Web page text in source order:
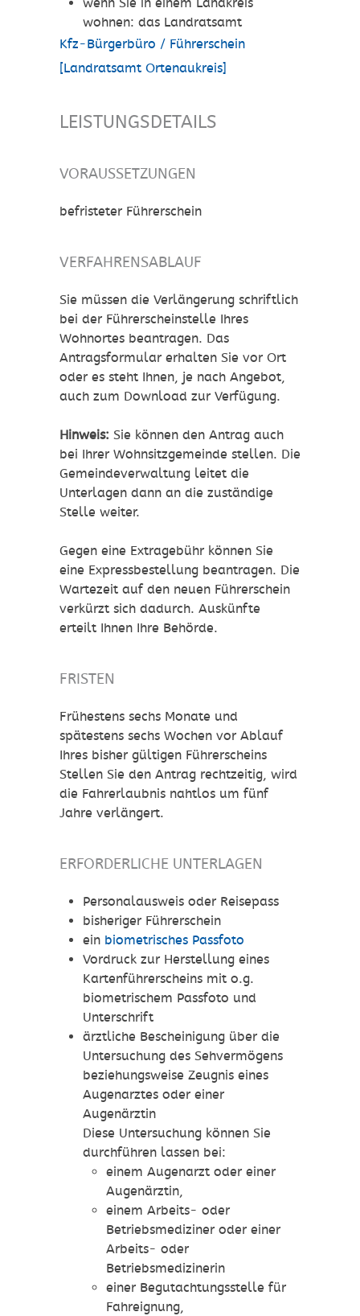
wenn Sie in einem Landkreis
wohnen: das Landratsamt
Kfz-Bürgerbüro / Führerschein
[Landratsamt Ortenaukreis]
LEISTUNGSDETAILS
VORAUSSETZUNGEN
befristeter Führerschein
VERFAHRENSABLAUF
Sie müssen die Verlängerung schriftlich
bei der Führerscheinstelle Ihres
Wohnortes beantragen. Das
Antragsformular erhalten Sie vor Ort
oder es steht Ihnen, je nach Angebot,
auch zum Download zur Verfügung.
Hinweis: Sie können den Antrag auch
bei Ihrer Wohnsitzgemeinde stellen. Die
Gemeindeverwaltung leitet die
Unterlagen dann an die zuständige
Stelle weiter.
Gegen eine Extragebühr können Sie
eine Expressbestellung beantragen. Die
Wartezeit auf den neuen Führerschein
verkürzt sich dadurch. Auskünfte
erteilt Ihnen Ihre Behörde.
FRISTEN
Frühestens sechs Monate und
spätestens sechs Wochen vor Ablauf
Ihres bisher gültigen Führerscheins
Stellen Sie den Antrag rechtzeitig, wird
die Fahrerlaubnis nahtlos um fünf
Jahre verlängert.
ERFORDERLICHE UNTERLAGEN
Personalausweis oder Reisepass
bisheriger Führerschein
ein biometrisches Passfoto
Vordruck zur Herstellung eines
Kartenführerscheins mit o.g.
biometrischem Passfoto und
Unterschrift
ärztliche Bescheinigung über die
Untersuchung des Sehvermögens
beziehungsweise Zeugnis eines
Augenarztes oder einer
Augenärztin
Diese Untersuchung können Sie
durchführen lassen bei:
einem Augenarzt oder einer
Augenärztin,
einem Arbeits- oder
Betriebsmediziner oder einer
Arbeits- oder
Betriebsmedizinerin
einer Begutachtungsstelle für
Fahreignung,